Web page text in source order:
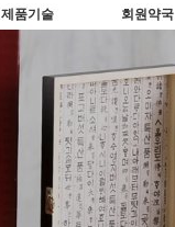
제품기술 회원약국